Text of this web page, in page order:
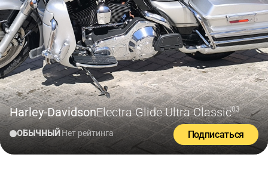
Harley-DavidsonElectra Glide Ultra Classic'03
ОБЫЧНЫЙНет рейтинга Подписаться